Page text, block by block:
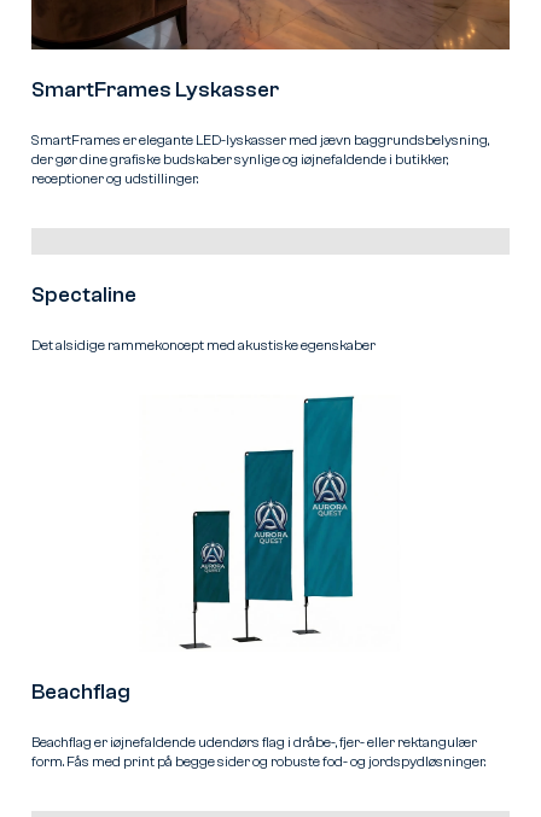
SmartFrames Lyskasser
SmartFrames er elegante LED-lyskasser med jævn baggrundsbelysning,
der gør dine grafiske budskaber synlige og iøjnefaldende i butikker,
receptioner og udstillinger.
Spectaline
Det alsidige rammekoncept med akustiske egenskaber
Beachflag
Beachflag er iøjnefaldende udendørs flag i dråbe-, fjer- eller rektangulær
form. Fås med print på begge sider og robuste fod- og jordspydløsninger.